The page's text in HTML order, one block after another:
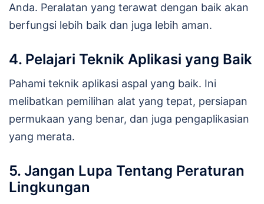
Anda. Peralatan yang terawat dengan baik akan
berfungsi lebih baik dan juga lebih aman.
4. Pelajari Teknik Aplikasi yang Baik
Pahami teknik aplikasi aspal yang baik. Ini
melibatkan pemilihan alat yang tepat, persiapan
permukaan yang benar, dan juga pengaplikasian
yang merata.
5. Jangan Lupa Tentang Peraturan
Lingkungan